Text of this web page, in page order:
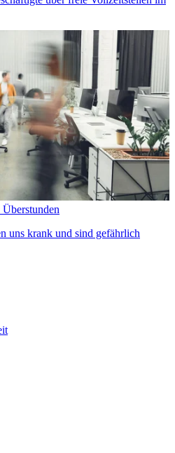
uns krank und sind gefährlich